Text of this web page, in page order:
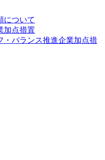
について
加点措置
・バランス推進企業加点措